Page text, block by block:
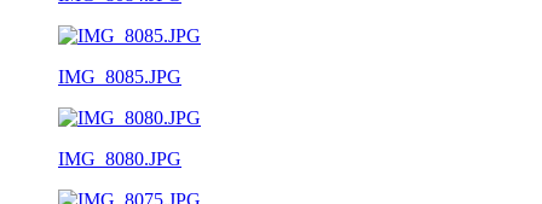
IMG_8085.JPG
IMG_8080.JPG